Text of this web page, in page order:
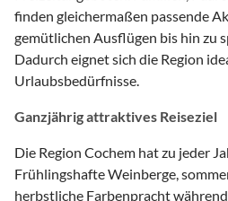
finden gleichermaßen passende
gemütlichen Ausflügen bis hin zu
Dadurch eignet sich die Region
Urlaubsbedürfnisse.
Ganzjährig attraktives Reiseziel
Die Region Cochem hat zu jeder
Frühlingshafte Weinberge,
herbstliche Farbenpracht